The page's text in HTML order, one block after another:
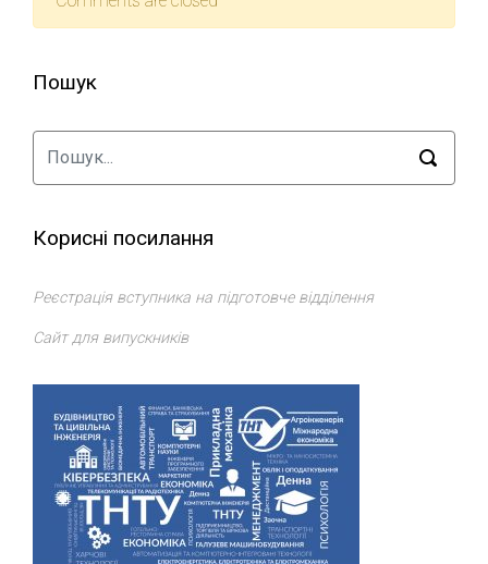
Пошук
Корисні посилання
Реєстрація вступника на підготовче відділення
Сайт для випускників